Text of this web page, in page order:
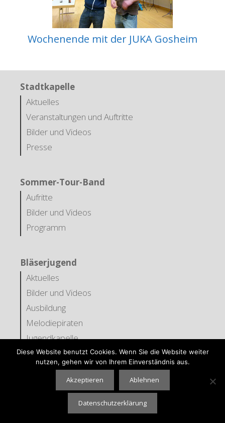
Wochenende mit der JUKA Gosheim
Stadtkapelle
Aktuelles
Veranstaltungen und Auftritte
Bilder und Videos
Presse
Sommer-Tour-Band
Aufritte
Bilder und Videos
Programm
Bläserjugend
Aktuelles
Bilder und Videos
Ausbildung
Melodiepiraten
Jugendkapelle
Musiklehrer
Downloads
Copyright © 2026 Stadtkapelle Vöhringen e.V.
Diese Website benutzt Cookies. Wenn Sie die Website weiter
nutzen, gehen wir von Ihrem Einverständnis aus.
Akzeptieren Ablehnen
Datenschutzerklärung